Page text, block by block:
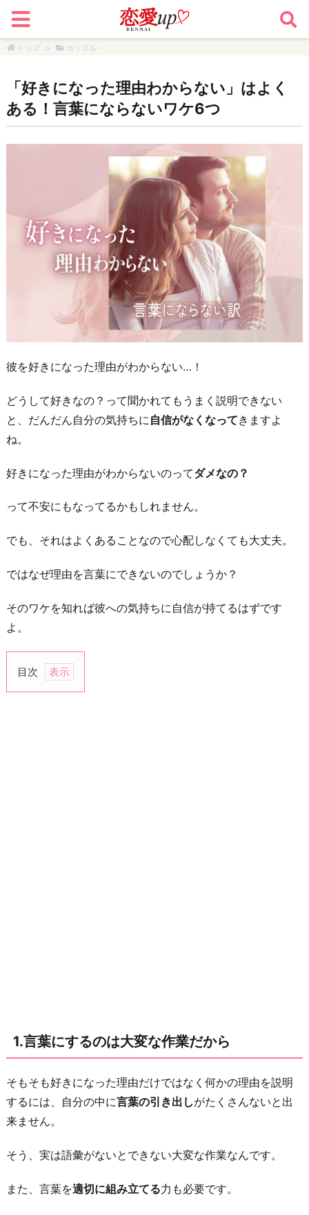
トップ > カップル
「好きになった理由わからない」はよく
ある！言葉にならないワケ6つ
彼を好きになった理由がわからない…！
どうして好きなの？って聞かれてもうまく説明できない
と、だんだん自分の気持ちに 自信がなくなってきますよ
ね。
好きになった理由がわからないのってダメなの？
って不安にもなってるかもしれません。
でも、それはよくあることなので心配しなくても大丈夫。
ではなぜ理由を言葉にできないのでしょうか？
そのワケを知れば彼への気持ちに自信が持てるはずです
よ。
目次
1.
っ
く
り
く
る
葉
な
1.言葉にするのは大変な作業だから
そもそも好きになった理由だけではなく何かの理由を説明
するには、自分の中に言葉の引き出しがたくさんないと出
来ません。
そう、実は語彙がないとできない大変な作業なんです。
また、言葉を適切に組み立てる力も必要です。